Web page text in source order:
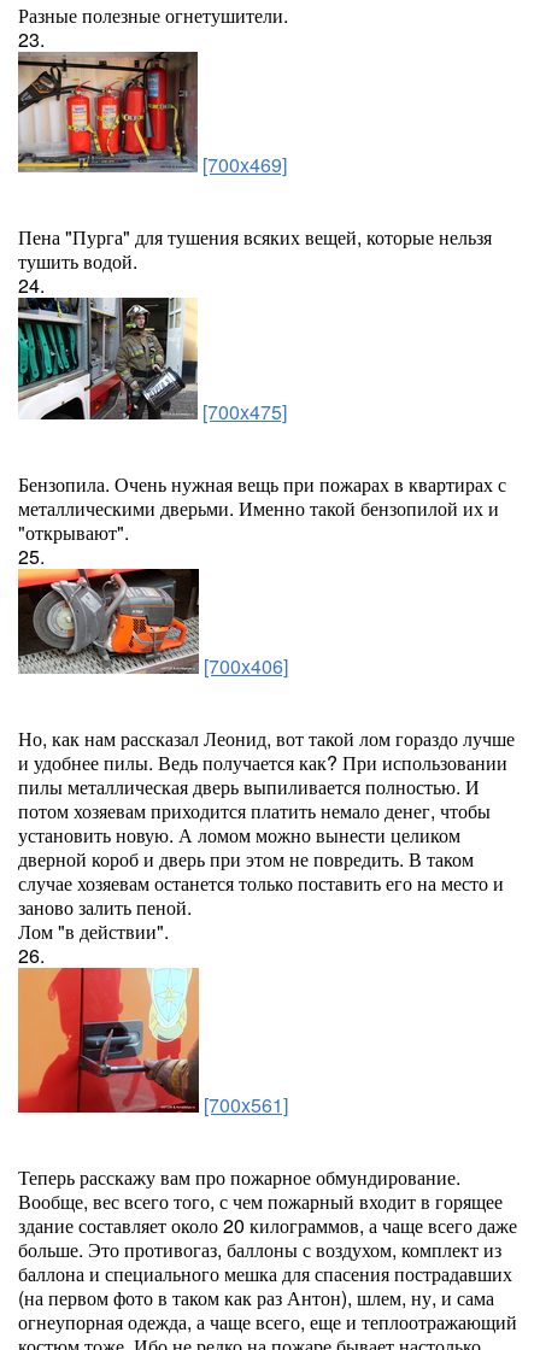
Разные полезные огнетушители.
23.
[700x469]
Пена "Пурга" для тушения всяких вещей, которые нельзя
тушить водой.
24.
[700x475]
Бензопила. Очень нужная вещь при пожарах в квартирах с
металлическими дверьми. Именно такой бензопилой их и
"открывают".
25.
[700x406]
Но, как нам рассказал Леонид, вот такой лом гораздо лучше
и удобнее пилы. Ведь получается как? При использовании
пилы металлическая дверь выпиливается полностью. И
потом хозяевам приходится платить немало денег, чтобы
установить новую. А ломом можно вынести целиком
дверной короб и дверь при этом не повредить. В таком
случае хозяевам останется только поставить его на место и
заново залить пеной.
Лом "в действии".
26.
[700x561]
Теперь расскажу вам про пожарное обмундирование.
Вообще, вес всего того, с чем пожарный входит в горящее
здание составляет около 20 килограммов, а чаще всего даже
больше. Это противогаз, баллоны с воздухом, комплект из
баллона и специального мешка для спасения пострадавших
(на первом фото в таком как раз Антон), шлем, ну, и сама
огнеупорная одежда, а чаще всего, еще и теплоотражающий